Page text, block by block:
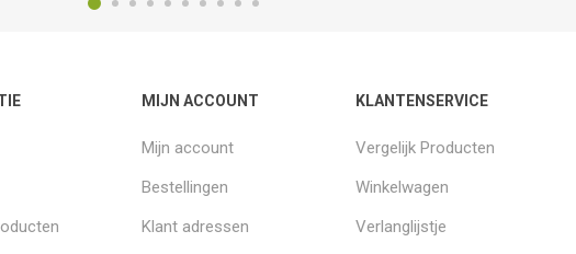
MIJN ACCOUNT
Mijn account
Bestellingen
Klant adressen
KLANTENSERVICE
Vergelijk Producten
Winkelwagen
Verlanglijstje